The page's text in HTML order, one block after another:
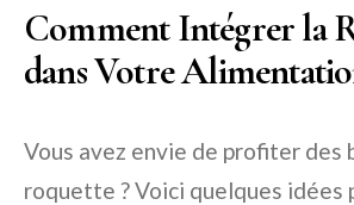
Comment Intégrer la
dans Votre
Vous avez envie de profiter des
roquette ? Voici quelques idées